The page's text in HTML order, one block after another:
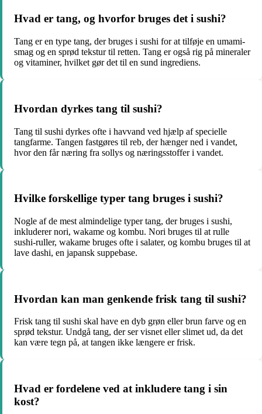
Hvad er tang, og hvorfor bruges det i sushi?
Tang er en type tang, der bruges i sushi for at tilføje en umami-
smag og en sprød tekstur til retten. Tang er også rig på mineraler
og vitaminer, hvilket gør det til en sund ingrediens.
Hvordan dyrkes tang til sushi?
Tang til sushi dyrkes ofte i havvand ved hjælp af specielle
tangfarme. Tangen fastgøres til reb, der hænger ned i vandet,
hvor den får næring fra sollys og næringsstoffer i vandet.
Hvilke forskellige typer tang bruges i sushi?
Nogle af de mest almindelige typer tang, der bruges i sushi,
inkluderer nori, wakame og kombu. Nori bruges til at rulle
sushi-ruller, wakame bruges ofte i salater, og kombu bruges til at
lave dashi, en japansk suppebase.
Hvordan kan man genkende frisk tang til sushi?
Frisk tang til sushi skal have en dyb grøn eller brun farve og en
sprød tekstur. Undgå tang, der ser visnet eller slimet ud, da det
kan være tegn på, at tangen ikke længere er frisk.
Hvad er fordelene ved at inkludere tang i sin
kost?